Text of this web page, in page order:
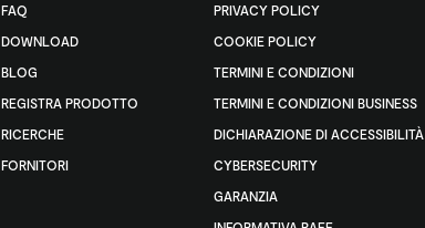
FAQ
DOWNLOAD
BLOG
REGISTRA PRODOTTO
RICERCHE
FORNITORI
PRIVACY POLICY
COOKIE POLICY
TERMINI E CONDIZIONI
TERMINI E CONDIZIONI BUSINESS
DICHIARAZIONE DI ACCESSIBILITÀ
CYBERSECURITY
GARANZIA